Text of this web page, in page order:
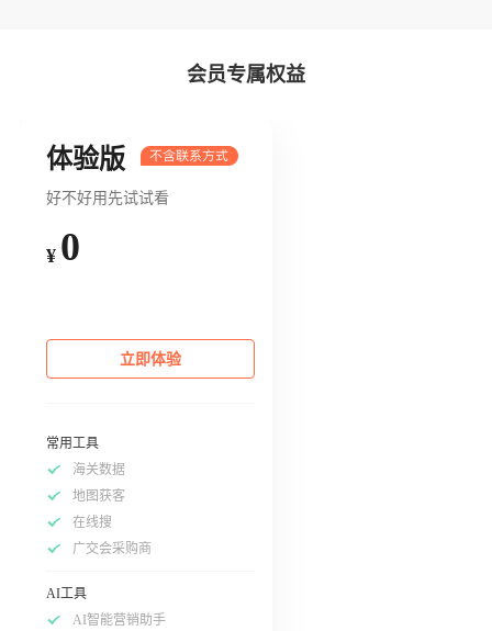
会员专属权益
体验版
好不好用先试试看
¥ 0
立即体验
常用工具
海关数据
地图获客
在线搜
广交会采购商
AI工具
AI智能营销助手